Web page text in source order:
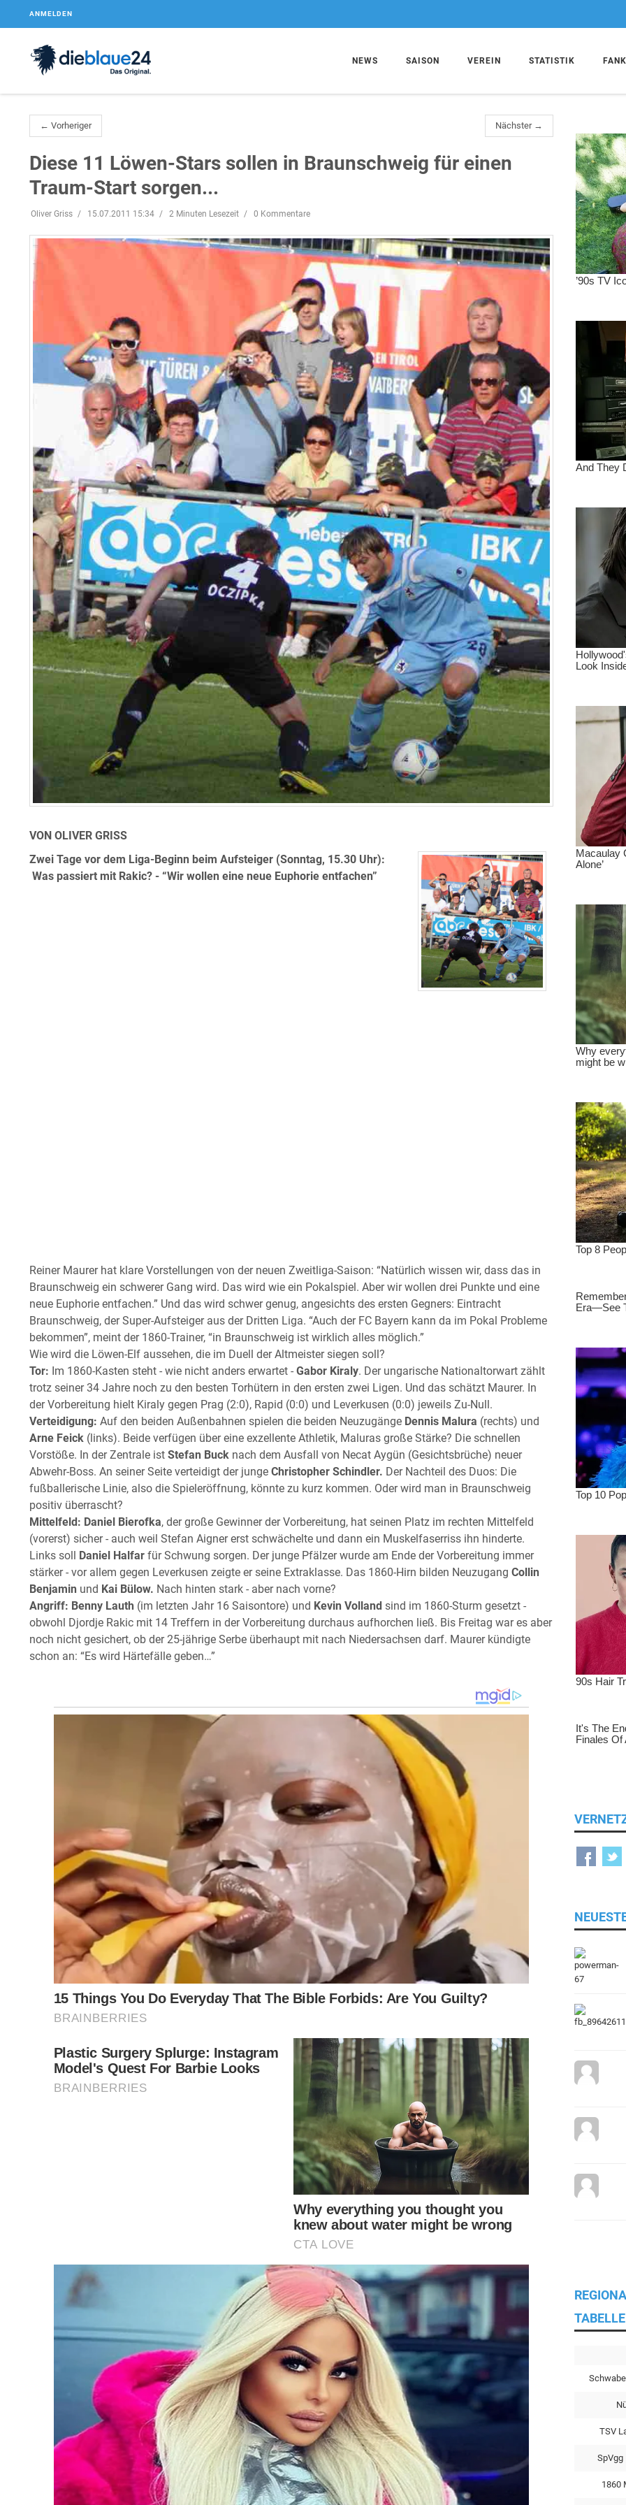
ANMELDEN
NEWS SAISON VEREIN STATISTIK
← Vorheriger Nächster →
Diese 11 Löwen-Stars sollen in Braunschweig für einen
Traum-Start sorgen...
Oliver Griss 15.07.2011 15:34 2 Minuten Lesezeit 0 Kommentare
VON OLIVER GRISS
Zwei Tage vor dem Liga-Beginn beim Aufsteiger (Sonntag, 15.30 Uhr):
Was passiert mit Rakic? - “Wir wollen eine neue Euphorie entfachen”
Reiner Maurer hat klare Vorstellungen von der neuen Zweitliga-Saison: “Natürlich wissen wir, dass das in
Braunschweig ein schwerer Gang wird. Das wird wie ein Pokalspiel. Aber wir wollen drei Punkte und eine
neue Euphorie entfachen.” Und das wird schwer genug, angesichts des ersten Gegners: Eintracht
Braunschweig, der Super-Aufsteiger aus der Dritten Liga. “Auch der FC Bayern kann da im Pokal Probleme
bekommen”, meint der 1860-Trainer, “in Braunschweig ist wirklich alles möglich.”
Wie wird die Löwen-Elf aussehen, die im Duell der Altmeister siegen soll?
Tor: Im 1860-Kasten steht - wie nicht anders erwartet - Gabor Kiraly. Der ungarische Nationaltorwart zählt
trotz seiner 34 Jahre noch zu den besten Torhütern in den ersten zwei Ligen. Und das schätzt Maurer. In
der Vorbereitung hielt Kiraly gegen Prag (2:0), Rapid (0:0) und Leverkusen (0:0) jeweils Zu-Null.
Verteidigung: Auf den beiden Außenbahnen spielen die beiden Neuzugänge Dennis Malura (rechts) und
Arne Feick (links). Beide verfügen über eine exzellente Athletik, Maluras große Stärke? Die schnellen
Vorstöße. In der Zentrale ist Stefan Buck nach dem Ausfall von Necat Aygün (Gesichtsbrüche) neuer
Abwehr-Boss. An seiner Seite verteidigt der jungeChristopher Schindler. Der Nachteil des Duos: Die
fußballerische Linie, also die Spieleröffnung, könnte zu kurz kommen. Oder wird man in Braunschweig
positiv überrascht?
Mittelfeld: Daniel Bierofka, der große Gewinner der Vorbereitung, hat seinen Platz im rechten Mittelfeld
(vorerst) sicher - auch weil Stefan Aigner erst schwächelte und dann ein Muskelfaserriss ihn hinderte.
Links soll
Daniel Halfarfür Schwung sorgen. Der junge Pfälzer wurde am Ende der Vorbereitung immer
stärker - vor allem gegen Leverkusen zeigte er seine Extraklasse. Das 1860-Hirn bilden Neuzugang Collin
Benjamin und Kai Bülow. Nach hinten stark - aber nach vorne?
Angriff: Benny Lauth (im letzten Jahr 16 Saisontore) und Kevin Volland sind im 1860-Sturm gesetzt -
obwohl Djordje Rakic mit 14 Treffern in der Vorbereitung durchaus aufhorchen ließ. Bis Freitag war es aber
noch nicht gesichert, ob der 25-jährige Serbe überhaupt mit nach Niedersachsen darf. Maurer kündigte
schon an: “Es wird Härtefälle geben…”
TABELLE
TSV
SpVgg
1860